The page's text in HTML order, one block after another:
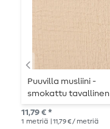
Puuvilla musliini -
smokattu tavallinen
hiekka
11,79 € *
1 metriä | 11,79 € / metriä